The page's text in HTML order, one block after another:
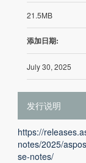
21.5MB
添加日期:
July 30, 2025
发行说明
https://
notes/2025/
se-notes/